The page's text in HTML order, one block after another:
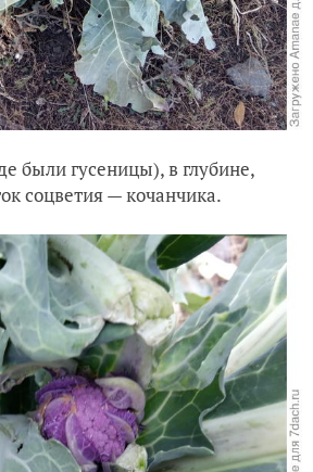
были гусеницы), в глубине,
соцветия — кочанчика.